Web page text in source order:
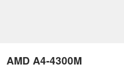
AMD A4-4300M